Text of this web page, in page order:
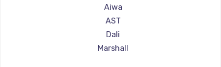
Замена электроконфорки
1300 руб.
Заказать
Aiwa
AST
Dali
Marshall